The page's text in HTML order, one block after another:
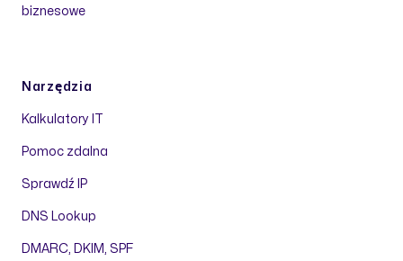
biznesowe
Narzędzia
Kalkulatory IT
Pomoc zdalna
Sprawdź IP
DNS Lookup
DMARC, DKIM, SPF